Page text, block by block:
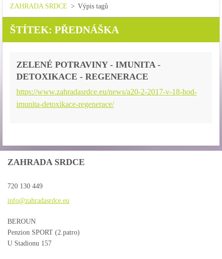
ZAHRADA SRDCE > Výpis tagů
ŠTÍTEK: PŘEDNÁŠKA
ZELENÉ POTRAVINY - IMUNITA -
DETOXIKACE - REGENERACE
https://www.zahradasrdce.eu/news/a20-2-2017-v-18-hod-
imunita-detoxikace-regenerace/
ZAHRADA SRDCE
720 130 449
info@zahradasrdce.eu
BEROUN
Penzion SPORT (2.patro)
U Stadionu 157